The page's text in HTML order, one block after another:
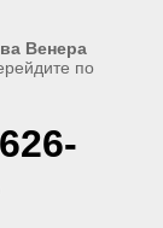
Венера
по